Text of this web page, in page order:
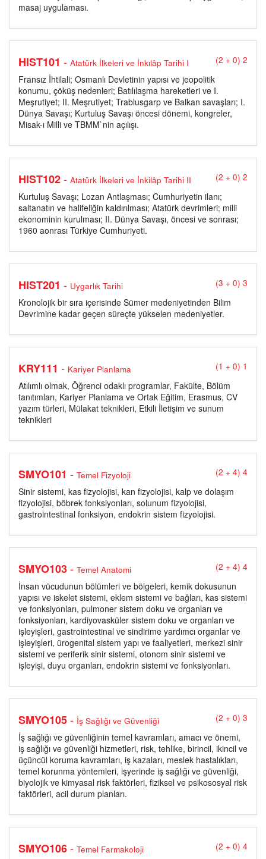
masaj uygulaması.
HIST101 - Atatürk İlkeleri ve İnkılâp Tarihi I (2 + 0) 2
Fransız İhtilali; Osmanlı Devletinin yapısı ve jeopolitik
konumu, çöküş nedenleri; Batılılaşma hareketleri ve I.
Meşrutiyet; II. Meşrutiyet; Trablusgarp ve Balkan savaşları; I.
Dünya Savaşı; Kurtuluş Savaşı öncesi dönemi, kongreler,
Misak-ı Milli ve TBMM`nin açılışı.
HIST102- Atatürk İlkeleri ve İnkilâp Tarihi II (2 + 0) 2
Kurtuluş Savaşı; Lozan Antlaşması; Cumhuriyetin ilanı;
saltanatın ve halifeliğin kaldırılması; Atatürk devrimleri; milli
ekonominin kurulması; II. Dünya Savaşı, öncesi ve sonrası;
1960 aonrası Türkiye Cumhuriyeti.
HIST201 - Uygarlık Tarihi (3 + 0) 3
Kronolojik bir sıra içerisinde Sümer medeniyetinden Bilim
Devrimine kadar geçen süreçte yükselen medeniyetler.
KRY111 - Kariyer Planlama (1 + 0) 1
Atılımlı olmak, Öğrenci odaklı programlar, Fakülte, Bölüm
tanıtımları, Kariyer Planlama ve Ortak Eğitim, Erasmus, CV
yazım türleri, Mülakat teknikleri, Etkili İletişim ve sunum
teknikleri
SMYO101 - Temel Fizyoloji (2 + 4) 4
Sinir sistemi, kas fizyolojisi, kan fizyolojisi, kalp ve dolaşım
fizyolojisi, böbrek fonksiyonları, solunum fizyolojisi,
gastrointestinal fonksiyon, endokrin sistem fizyolojisi.
SMYO103- Temel Anatomi (2 + 4) 4
İnsan vücudunun bölümleri ve bölgeleri, kemik dokusunun
yapısı ve iskelet sistemi, eklem sistemi ve bağları, kas sistemi
ve fonksiyonları, pulmoner sistem doku ve organları ve
fonksiyonları, kardiyovasküler sistem doku ve organları ve
işleyişleri, gastrointestinal ve sindirime yardımcı organlar ve
işleyişleri, ürogenital sistem yapı ve faaliyetleri, merkezi sinir
sistemi ve periferik sinir sistemi, otonom sinir sistemi ve
işleyişi, duyu organları, endokrin sistemi ve fonksiyonları.
SMYO105- İş Sağlığı ve Güvenliği (2 + 0) 3
İş sağlığı ve güvenliğinin temel kavramları, amacı ve önemi,
iş sağlığı ve güvenliği hizmetleri, risk, tehlike, birincil, ikincil ve
üçüncül koruma kavramları, iş kazaları, meslek hastalıkları,
temel korunma yöntemleri, işyerinde iş sağlığı ve güvenliği,
biyolojik ve kimyasal risk faktörleri, fiziksel ve psikososyal risk
faktörleri, acil durum planları.
SMYO106- Temel Farmakoloji (2 + 0) 4